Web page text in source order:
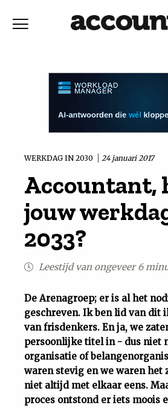
Vaktechniek
Achtergrond
Uit
Feiten
Cijfers
WERKDAG IN 2030 24 januari 2017
Accountant,
jouw
2033?
Leestijd van ongeveer 6
De Arenagroep; er is al het
geschreven. Ik ben lid van dit
van frisdenkers. En ja, we
persoonlijke titel in - dus niet
organisatie of
waren stevig en we waren het
niet altijd met elkaar eens.
proces ontstond er iets moois